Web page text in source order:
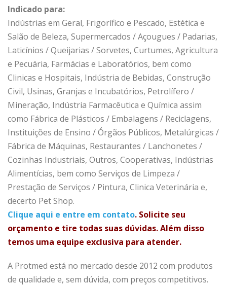
Indicado para:
Indústrias em Geral, Frigorífico e Pescado, Estética e
Salão de Beleza, Supermercados / Açougues / Padarias,
Laticínios / Queijarias / Sorvetes, Curtumes, Agricultura
e Pecuária, Farmácias e Laboratórios, bem como
Clinicas e Hospitais, Indústria de Bebidas, Construção
Civil, Usinas, Granjas e Incubatórios, Petrolífero /
Mineração, Indústria Farmacêutica e Química assim
como Fábrica de Plásticos / Embalagens / Reciclagens,
Instituições de Ensino / Órgãos Públicos, Metalúrgicas /
Fábrica de Máquinas, Restaurantes / Lanchonetes /
Cozinhas Industriais, Outros, Cooperativas, Indústrias
Alimentícias, bem como Serviços de Limpeza /
Prestação de Serviços / Pintura, Clinica Veterinária e,
decerto Pet Shop.
Clique aqui e entre em contato. Solicite seu
orçamento e tire todas suas dúvidas. Além disso
temos uma equipe exclusiva para atender.
A Protmed está no mercado desde 2012 com produtos
de qualidade e, sem dúvida, com preços competitivos.